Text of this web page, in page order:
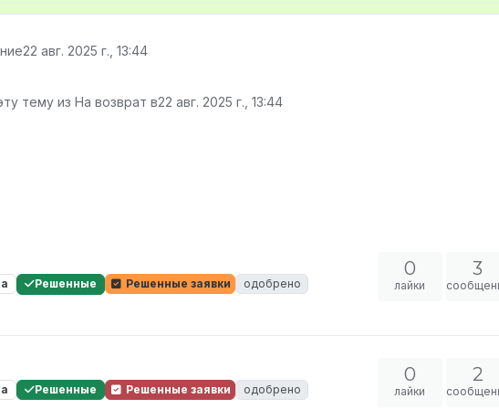
22 авг. 2025 г., 13:44
тему из На возврат в22 авг. 2025 г., 13:44
Решенные Решенные заявки
одобрено
0
лайки
3
Решенные Решенные заявки
одобрено
0
лайки
2